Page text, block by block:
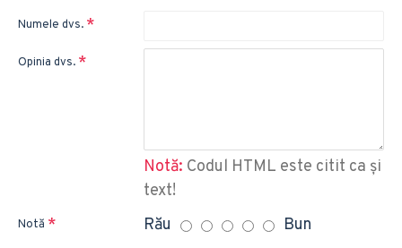
Numele dvs.
Opinia dvs.
Notă: Codul HTML este citit ca şi
text!
Notă Rău Bun